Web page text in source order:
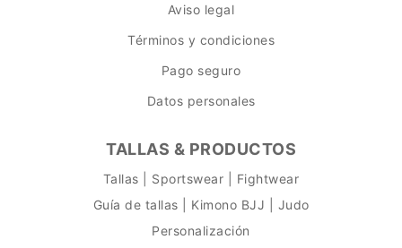
Aviso legal
Términos y condiciones
Pago seguro
Datos personales
TALLAS & PRODUCTOS
Tallas | Sportswear | Fightwear
Guía de tallas | Kimono BJJ | Judo
Personalización